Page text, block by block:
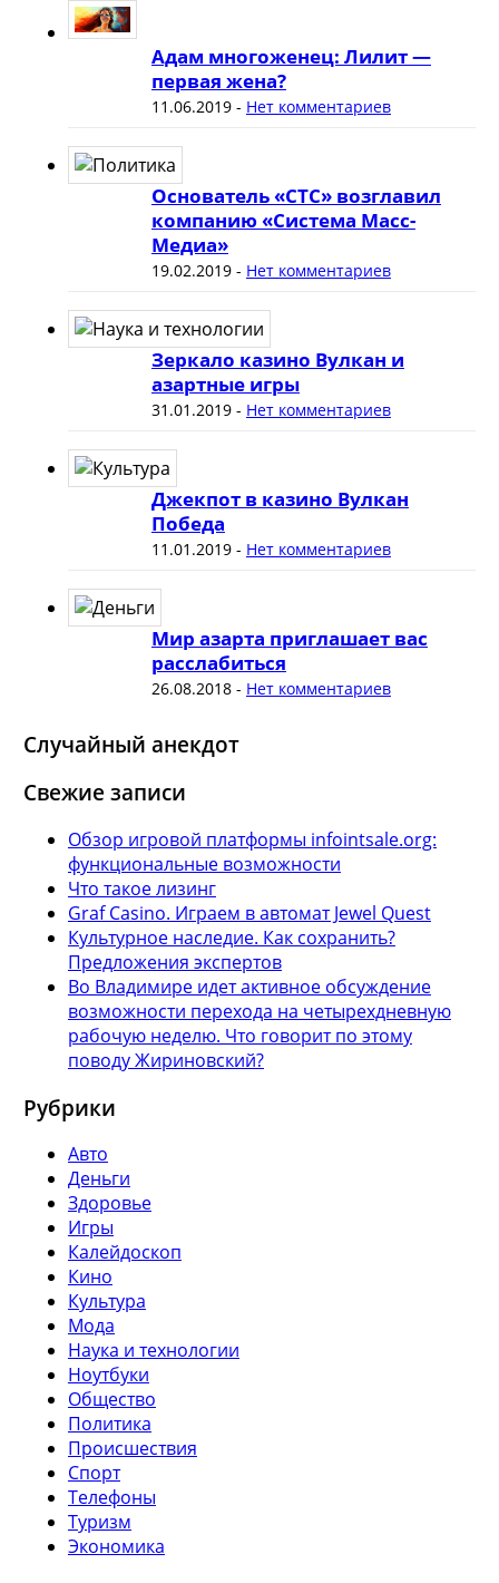
Адам многоженец: Лилит —
первая жена?
11.06.2019- Нет комментариев
Основатель «СТС» возглавил
компанию «Система Масс-
Медиа»
19.02.2019- Нет комментариев
Зеркало казино Вулкан и
азартные игры
31.01.2019- Нет комментариев
Джекпот в казино Вулкан
Победа
11.01.2019- Нет комментариев
Мир азарта приглашает вас
расслабиться
26.08.2018- Нет комментариев
Случайный анекдот
Свежие записи
Обзор игровой платформы infointsale.org:
функциональные возможности
Что такое лизинг
Graf Casino. Играем в автомат Jewel Quest
Культурное наследие. Как сохранить?
Предложения экспертов
Во Владимире идет активное обсуждение
возможности перехода на четырехдневную
рабочую неделю. Что говорит по этому
поводу Жириновский?
Рубрики
Авто
Деньги
Здоровье
Игры
Калейдоскоп
Кино
Культура
Мода
Наука и технологии
Ноутбуки
Общество
Политика
Происшествия
Спорт
Телефоны
Туризм
Экономика